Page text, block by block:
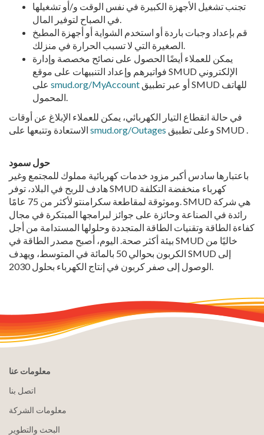
تجنب تشغيل الأجهزة الكبيرة في نفس الوقت و/أو تشغيلها
في الصباح لتوفير المال.
قم بإعداد وجبات باردة أو استخدم الشواية أو أجهزة المطبخ
الصغيرة التي لا تسبب الحرارة في منزلك.
يمكن للعملاء أيضًا الحصول على نصائح مخصصة وإدارة
فواتيرهم وإعداد التنبيهات على موقع SMUD الإلكتروني
smud.org/MyAccount
المحمول.
في حالة انقطاع التيار الكهربائي، يمكن للعملاء الإبلاغ عن أوقات
smud.org/Outages وعلى تطبيق SMUD .
حول سمود
باعتبارها سادس أكبر مزود خدمات كهربائية مملوك للمجتمع وغير
هادف للربح في البلاد، توفر SMUD كهرباء منخفضة التكلفة
وموثوقة لمقاطعة سكرامنتو لأكثر من 75 عامًا. SMUD هي شركة
رائدة في الصناعة وحائزة على جوائز لبرامجها المبتكرة في مجال
كفاءة الطاقة وتقنيات الطاقة المتجددة وحلولها المستدامة من أجل
بيئة أكثر صحة. اليوم، أصبح مصدر الطاقة في SMUD خاليًا من
الكربون بحوالي 50 بالمائة في المتوسط، ويهدف SMUD إلى
الوصول إلى صفر كربون في إنتاج الكهرباء بحلول 2030.
معلومات عنا
اتصل بنا
معلومات الشركة
البحث والتطوير